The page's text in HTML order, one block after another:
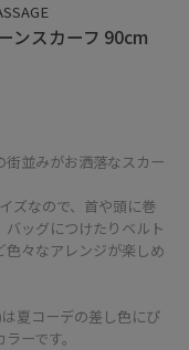
ンスカーフ 90cm
街並みがお洒落なスカー
ズなので、首や頭に巻
バッグにつけたりベルト
色々なアレンジが楽しめ
夏コーデの差し色にぴ
ーです。